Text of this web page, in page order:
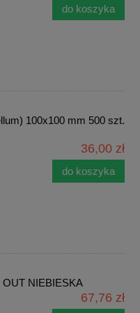
do koszyka
100x100 mm 500 szt.
36,00 zł
do koszyka
NIEBIESKA
67,76 zł